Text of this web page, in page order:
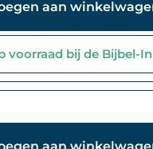
voorraad bij de Bijbel-In